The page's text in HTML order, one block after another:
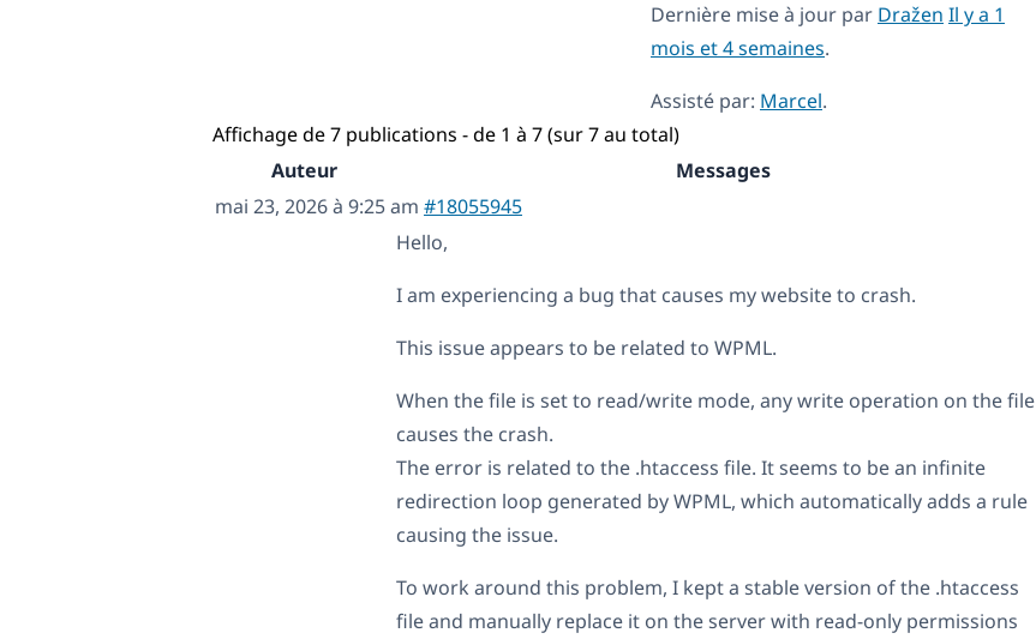
Dernière mise à jour par Dražen Il y a 1
mois et 4 semaines.
Assisté par: Marcel.
Affichage de 7 publications - de 1 à 7 (sur 7 au total)
Auteur
Messages
mai 23, 2026 à 9:25 am #18055945
Hello,
I am experiencing a bug that causes my website to crash.
This issue appears to be related to WPML.
When the file is set to read/write mode, any write operation on the file
causes the crash.
The error is related to the .htaccess file. It seems to be an infinite
redirection loop generated by WPML, which automatically adds a rule
causing the issue.
To work around this problem, I kept a stable version of the .htaccess
file and manually replace it on the server with read-only permissions